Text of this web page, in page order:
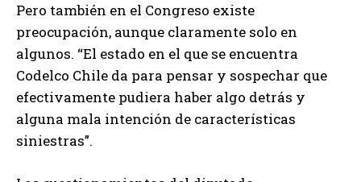
Pero también en el Congreso existe
preocupación, aunque claramente solo en
algunos. “El estado en el que se encuentra
Codelco Chile da para pensar y sospechar que
efectivamente pudiera haber algo detrás y
alguna mala intención de características
siniestras”.